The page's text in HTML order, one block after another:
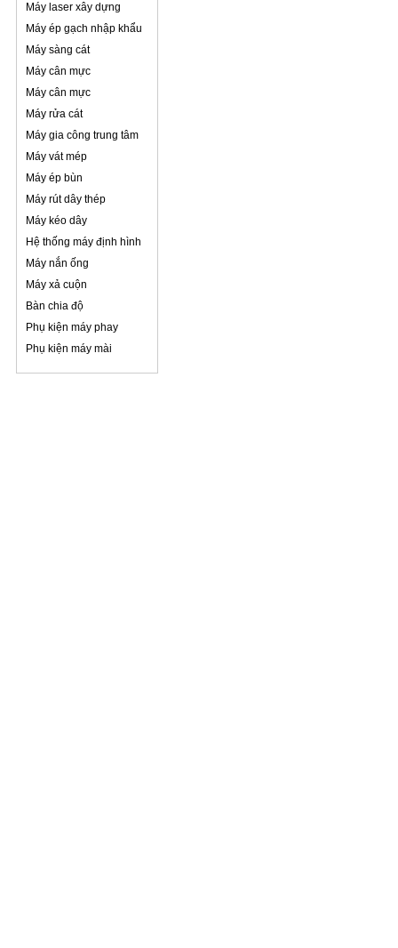
Máy laser xây dựng
Máy ép gạch nhập khẩu
Máy sàng cát
Máy cân mực
Máy cân mực
Máy rửa cát
Máy gia công trung tâm
Máy vát mép
Máy ép bùn
Máy rút dây thép
Máy kéo dây
Hệ thống máy định hình
Máy nắn ống
Máy xả cuộn
Bàn chia độ
Phụ kiện máy phay
Phụ kiện máy mài